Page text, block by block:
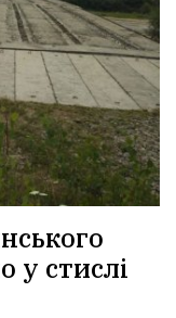
у стислі